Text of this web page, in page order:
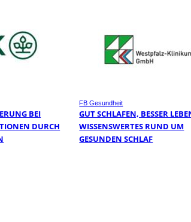
BEI
DURCH
FB Gesundheit
GUT SCHLAFEN, BESSER
WISSENSWERTES RUND UM
GESUNDEN SCHLAF